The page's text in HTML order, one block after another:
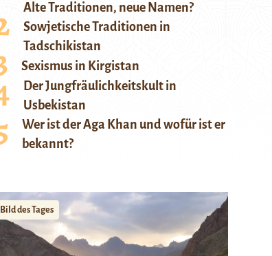
Alte Traditionen, neue Namen?
Sowjetische Traditionen in
Tadschikistan
Sexismus in Kirgistan
Der Jungfräulichkeitskult in
Usbekistan
Wer ist der Aga Khan und wofür ist er
bekannt?
Bild des Tages